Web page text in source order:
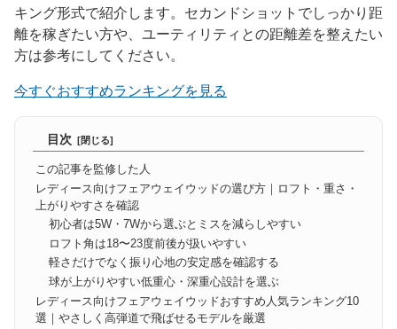
キング形式で紹介します。セカンドショットでしっかり距
離を稼ぎたい方や、ユーティリティとの距離差を整えたい
方は参考にしてください。
今すぐおすすめランキングを見る
目次
この記事を監修した人
レディース向けフェアウェイウッドの選び方｜ロフト・重さ・
上がりやすさを確認
初心者は5W・7Wから選ぶとミスを減らしやすい
ロフト角は18〜23度前後が扱いやすい
軽さだけでなく振り心地の安定感を確認する
球が上がりやすい低重心・深重心設計を選ぶ
レディース向けフェアウェイウッドおすすめ人気ランキング10
選｜やさしく高弾道で飛ばせるモデルを厳選